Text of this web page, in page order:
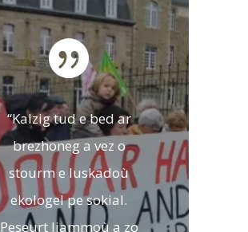
“Kalzig tud e bed ar
brezhoneg a vez o
stourm e luskadoù
ekologel pe sokial.
Peseurt liammoù a zo